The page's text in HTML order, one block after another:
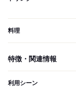
料理
特徴・関連情報
利用シーン